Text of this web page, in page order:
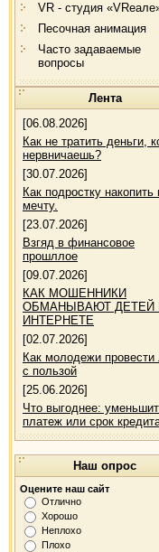
VR - студия
Песочная анимация
Часто задаваемые
вопросы
Лента
[06.08.2026]
Как не тратить деньги,
нервничаешь?
[30.07.2026]
Как подростку накопить
мечту.
[23.07.2026]
Взгяд в финансовое
прошллое
[09.07.2026]
КАК МОШЕННИКИ
ОБМАНЫВАЮТ ДЕТЕЙ
ИНТЕРНЕТЕ
[02.07.2026]
Как молодежи провести
с пользой
[25.06.2026]
Что выгоднее:
платеж или срок
Наш опрос
Оцените наш сайт
Отлично
Хорошо
Неплохо
Плохо